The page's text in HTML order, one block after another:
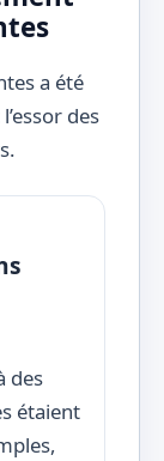
a été
des
des
étaient